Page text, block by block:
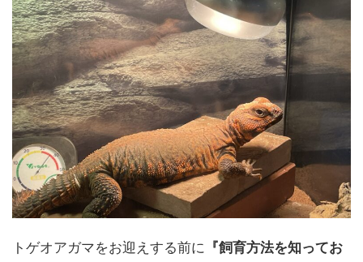
トゲオアガマをお迎えする前に 『飼育方法を知ってお